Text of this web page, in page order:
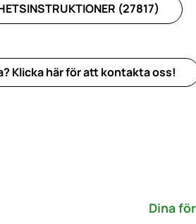
(27817)
Klicka här för att kontakta oss!
Dina